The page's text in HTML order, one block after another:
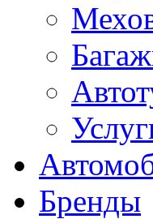
Бренды